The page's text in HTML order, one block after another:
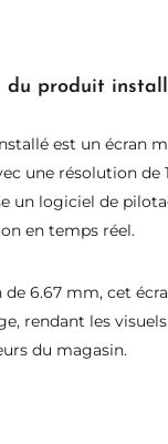
du produit
est un écran
une résolution de
un logiciel de
en temps réel.
6.67 mm, cet
rendant les
du magasin.